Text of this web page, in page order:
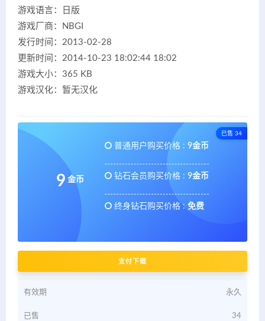
游戏语言：日版
游戏厂商：NBGI
发行时间：2013-02-28
更新时间：2014-10-23 18:02:44 18:02
游戏大小：365 KB
游戏汉化：暂无汉化
已售 34
9 金币
普通用户购买价格 : 9金币
钻石会员购买价格 : 9金币
终身钻石购买价格 : 免费
支付下载
有效期 永久
已售 34